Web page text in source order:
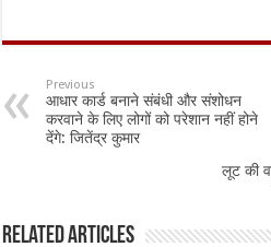
e
b
o
o
at
sA
p
p
ai ar
Previous
आधार कार्ड बनाने संबंधी और संशोधन
करवाने के लिए लोगों को परेशान नहीं होने
देंगे: जितेंद्र कुमार
लूट की
Related Articles